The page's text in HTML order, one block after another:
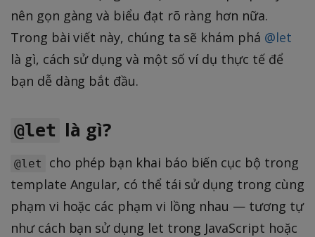
nên gọn gàng và biểu đạt rõ ràng hơn nữa.
Trong bài viết này, chúng ta sẽ khám phá @let
là gì, cách sử dụng và một số ví dụ thực tế để
bạn dễ dàng bắt đầu.
@let là gì?
@let
cho phép bạn khai báo biến cục bộ trong
template Angular, có thể tái sử dụng trong cùng
phạm vi hoặc các phạm vi lồng nhau — tương tự
như cách bạn sử dụng let trong JavaScript hoặc